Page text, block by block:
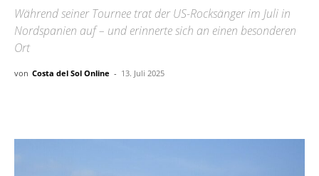
Während seiner Tournee trat der US-Rocksänger im Juli in
Nordspanien auf – und erinnerte sich an einen besonderen
Ort
von Costa del Sol Online - 13. Juli 2025